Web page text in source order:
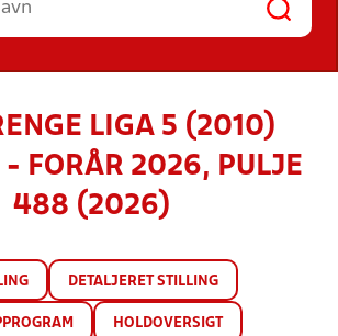
LIGA 5 (2010)
- FORÅR 2026, PULJE
488 (2026)
DETALJERET STILLING
HOLDOVERSIGT